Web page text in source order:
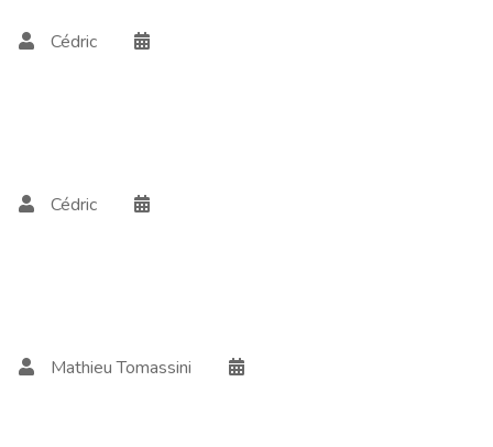
Cédric
Cédric
Mathieu Tomassini